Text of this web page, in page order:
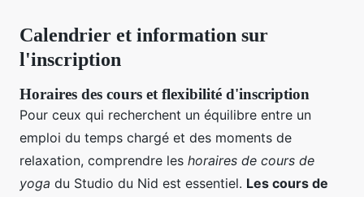
Calendrier et information sur
l'inscription
Horaires des cours et flexibilité d'inscription
Pour ceux qui recherchent un équilibre entre un
emploi du temps chargé et des moments de
relaxation, comprendre les horaires de cours de
yoga du Studio du Nid est essentiel. Les cours de